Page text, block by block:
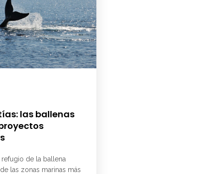
las ballenas
refugio de la ballena
las zonas marinas más